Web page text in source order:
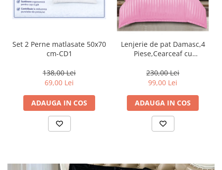
Set 2 Perne matlasate 50x70
cm-CD1
138,00 Lei
69,00 Lei
ADAUGA IN COS
Lenjerie de pat Damasc,4
Piese,Cearceaf cu
230,00 Lei
99,00 Lei
ADAUGA IN COS